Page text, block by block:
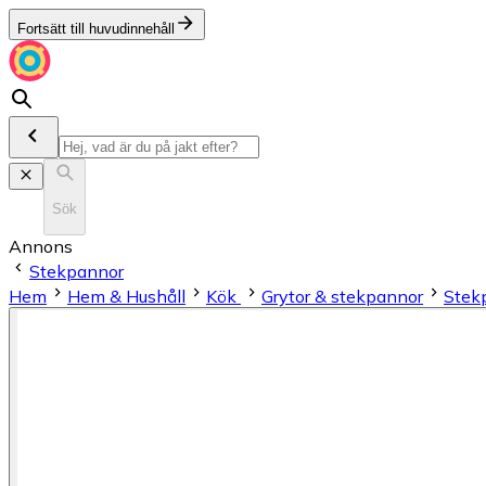
Fortsätt till huvudinnehåll
Sök
Annons
Stekpannor
Hem
Hem & Hushåll Kök Grytor & stekpannor